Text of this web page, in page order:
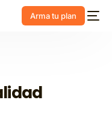
Arma tu plan